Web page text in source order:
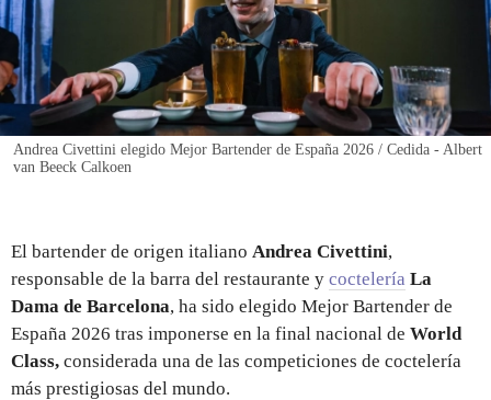
Andrea Civettini elegido Mejor Bartender de España 2026 / Cedida - Albert
van Beeck Calkoen
El bartender de origen italiano Andrea Civettini,
responsable de la barra del restaurante y coctelería La
Dama de Barcelona, ha sido elegido Mejor Bartender de
España 2026 tras imponerse en la final nacional de World
Class, considerada una de las competiciones de coctelería
más prestigiosas del mundo.